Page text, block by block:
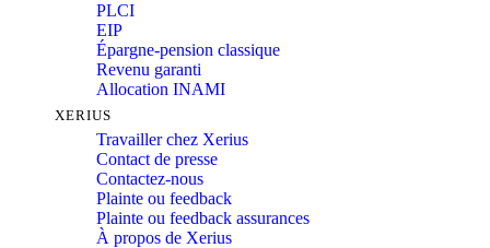
PLCI
EIP
Épargne-pension classique
Revenu garanti
Allocation INAMI
XERIUS
Travailler chez Xerius
Contact de presse
Contactez-nous
Plainte ou feedback
Plainte ou feedback assurances
À propos de Xerius